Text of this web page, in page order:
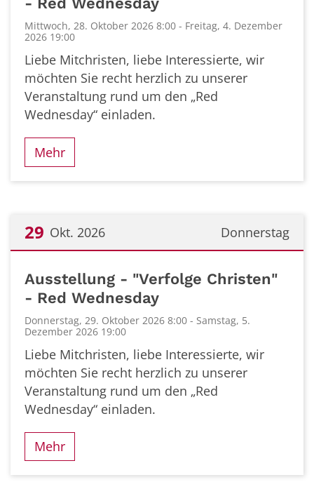
Mittwoch, 28. Oktober 2026 8:00 - Freitag, 4. Dezember
2026 19:00
Liebe Mitchristen, liebe Interessierte, wir
möchten Sie recht herzlich zu unserer
Veranstaltung rund um den „Red
Wednesday“ einladen.
Mehr
Donnerstag
29 Okt. 2026
Ausstellung - "Verfolge Christen"
- Red Wednesday
Donnerstag, 29. Oktober 2026 8:00 - Samstag, 5.
Dezember 2026 19:00
Liebe Mitchristen, liebe Interessierte, wir
möchten Sie recht herzlich zu unserer
Veranstaltung rund um den „Red
Wednesday“ einladen.
Mehr